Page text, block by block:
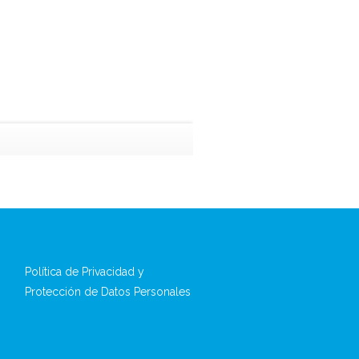
Política de Privacidad y
Protección de Datos Personales